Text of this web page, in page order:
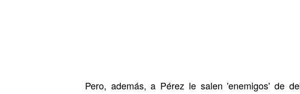
Pero, además, a Pérez le salen 'enemigos' de